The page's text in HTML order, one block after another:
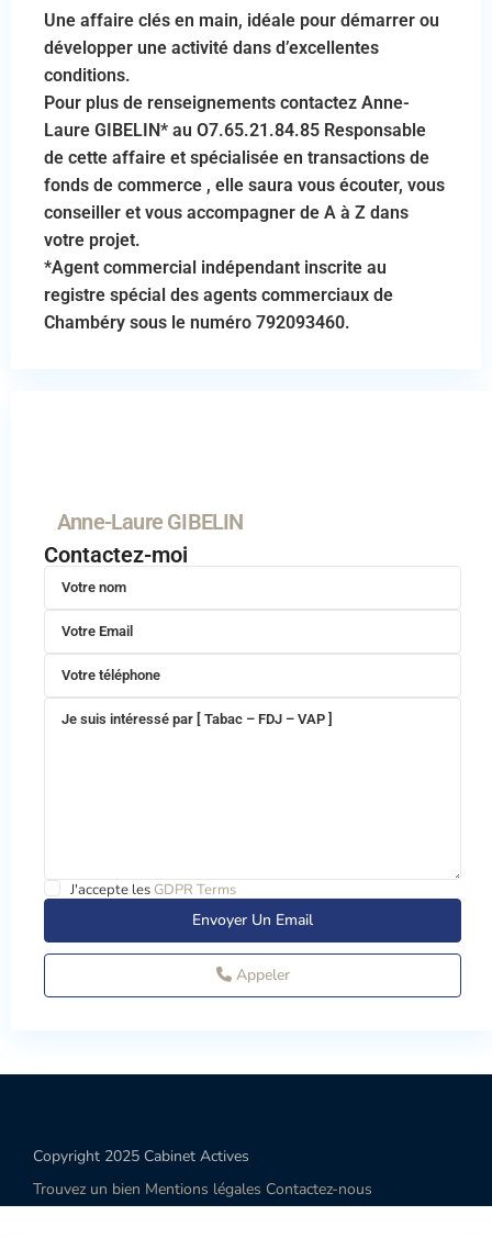
Une affaire clés en main, idéale pour démarrer ou
développer une activité dans d’excellentes
conditions.
Pour plus de renseignements contactez Anne-
Laure GIBELIN* au O7.65.21.84.85 Responsable
de cette affaire et spécialisée en transactions de
fonds de commerce , elle saura vous écouter, vous
conseiller et vous accompagner de A à Z dans
votre projet.
*Agent commercial indépendant inscrite au
registre spécial des agents commerciaux de
Chambéry sous le numéro 792093460.
Anne-Laure GIBELIN
Contactez-moi
J'accepte les GDPR Terms
Appeler
Copyright 2025 Cabinet Actives
Trouvez un bien Mentions légales Contactez-nous